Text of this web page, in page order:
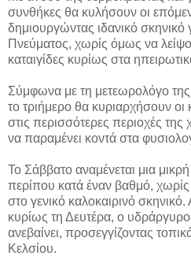
συνθήκες θα κυλήσουν οι
δημιουργώντας ιδανικό σκηνικό
Πνεύματος, χωρίς όμως να
καταιγίδες κυρίως στα
Σύμφωνα με τη μετεωρολόγο
το τριήμερο θα κυριαρχήσουν οι
στις περισσότερες περιοχές
να παραμένει κοντά στα
Το Σάββατο αναμένεται μια
περίπου κατά έναν βαθμό,
στο γενικό καλοκαιρινό
κυρίως τη Δευτέρα, ο
ανεβαίνει, προσεγγίζοντας
Κελσίου.